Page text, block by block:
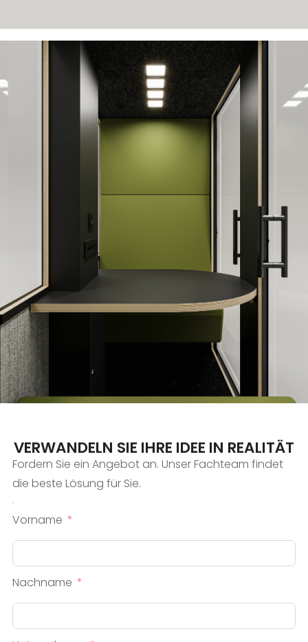
VERWANDELN SIE IHRE IDEE IN REALITÄT
Fordern Sie ein Angebot an. Unser Fachteam findet
die beste Lösung für Sie.
Vorname
Nachname